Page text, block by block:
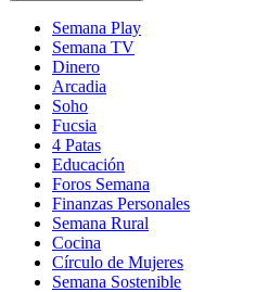
Semana Play
Semana TV
Dinero
Arcadia
Soho
in
new
window
Fucsia
in
new
window
4 Patas
Educación
Foros Semana
Finanzas Personales
Semana Rural
Cocina
Círculo de Mujeres
Semana Sostenible